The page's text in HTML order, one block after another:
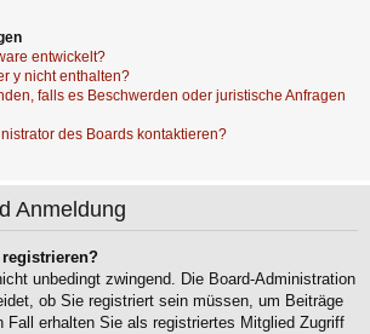
entwickelt?
y nicht enthalten?
falls es Beschwerden oder juristische Anfragen
des Boards kontaktieren?
Anmeldung
unbedingt zwingend. Die Board-Administration
ob Sie registriert sein müssen, um Beiträge
Fall erhalten Sie als registriertes Mitglied Zugriff